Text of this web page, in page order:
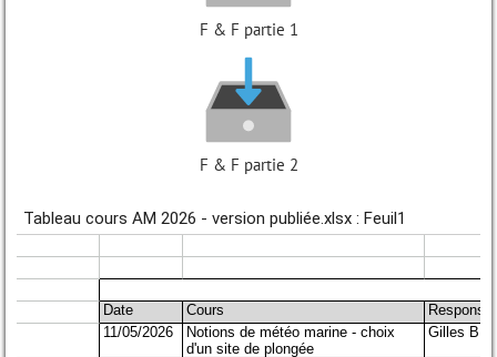
F & F partie 1
F & F partie 2